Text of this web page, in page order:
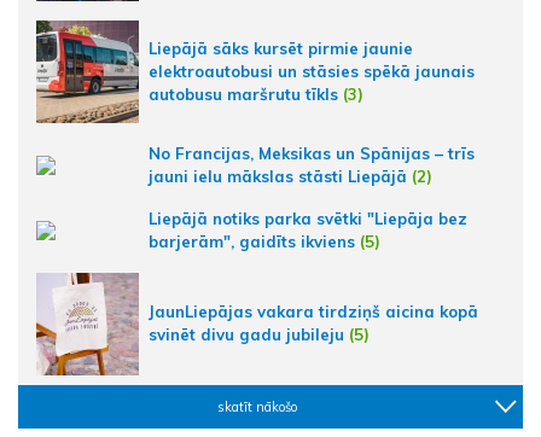
Liepājā sāks kursēt pirmie jaunie
elektroautobusi un stāsies spēkā jaunais
autobusu maršrutu tīkls (3)
No Francijas, Meksikas un Spānijas – trīs
jauni ielu mākslas stāsti Liepājā (2)
Liepājā notiks parka svētki "Liepāja bez
barjerām", gaidīts ikviens (5)
JaunLiepājas vakara tirdziņš aicina kopā
svinēt divu gadu jubileju (5)
skatīt nākošo